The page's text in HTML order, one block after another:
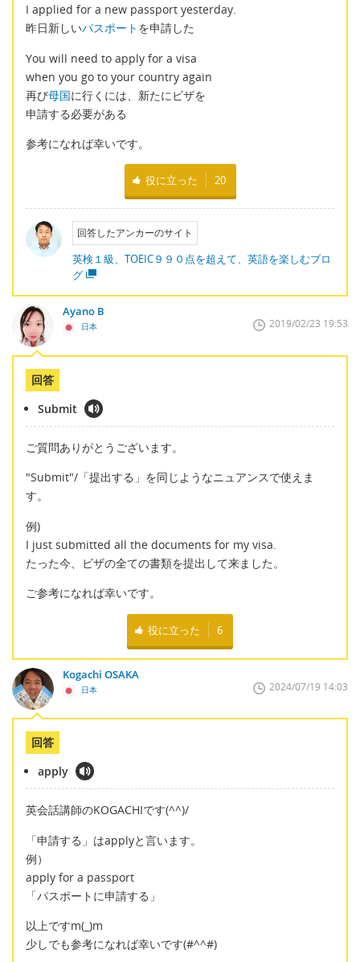
I applied for a new passport yesterday.
昨日新しいパスポート を申請した
You will need to apply for a visa
when you go to your country again
再び母国に行くには、新たにビザを
申請する必要がある
参考になれば幸いです。
役に立った 20
回答したアンカーのサイト
英検１級、TOEIC９９０点を超えて、英語を楽しむブロ
グ
Ayano B
日本 2019/02/23 19:53
回答
Submit
ご質問ありがとうございます。
"Submit"/「提出する」を同じようなニュアンスで使えま
す。
例)
I just submitted all the documents for my visa.
たった今、ビザの全ての書類を提出して来ました。
ご参考になれば幸いです。
役に立った 6
Kogachi OSAKA
日本 2024/07/19 14:03
回答
apply
英会話講師のKOGACHIです(^^)/
「申請する」はapplyと言います。
例）
apply for a passport
「パスポートに申請する」
以上ですm(_)m
少しでも参考になれば幸いです(#^^#)